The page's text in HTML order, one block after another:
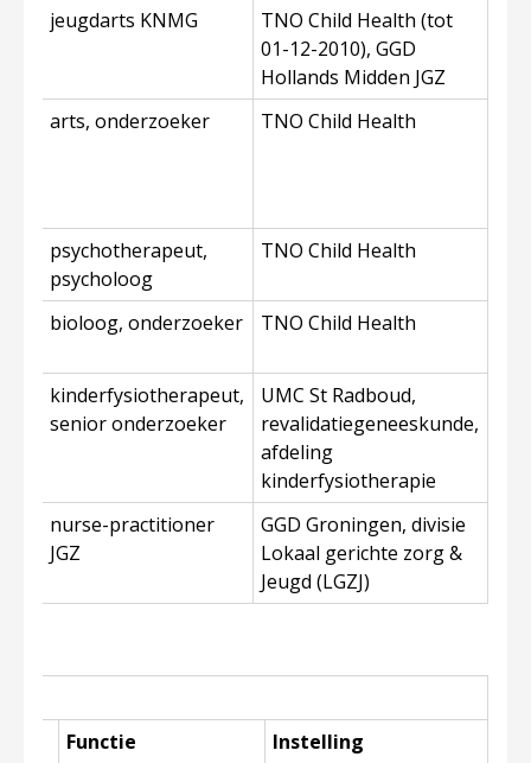
jeugdarts KNMG
TNO Child Health (tot
01-12-2010), GGD
Hollands Midden JGZ
arts, onderzoeker TNO Child Health
psychotherapeut,
psycholoog
TNO Child Health
bioloog, onderzoeker TNO Child Health
kinderfysiotherapeut,
senior onderzoeker
UMC St Radboud,
revalidatiegeneeskunde,
afdeling
kinderfysiotherapie
nurse-practitioner
JGZ
GGD Groningen, divisie
Lokaal gerichte zorg &
Jeugd (LGZJ)
Functie Instelling